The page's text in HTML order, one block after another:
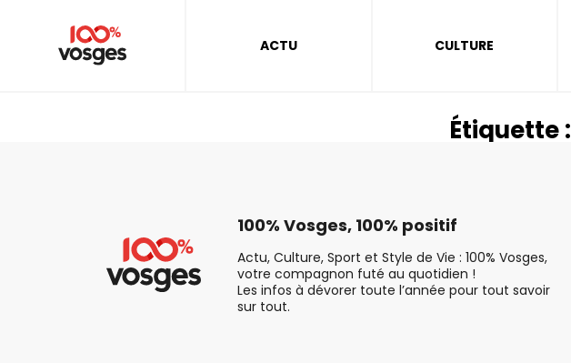
ACTU CULTURE
Étiquette :
100% Vosges, 100% positif
Actu, Culture, Sport et Style de Vie : 100% Vosges,
votre compagnon futé au quotidien !
Les infos à dévorer toute l’année pour tout savoir
sur tout.